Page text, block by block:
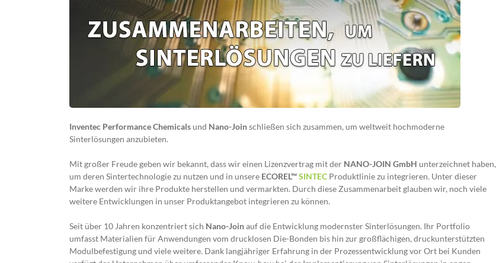
Inventec Performance Chemicals und Nano-Joinschließen sich zusammen, um weltweit hochmoderne
Sinterlösungen anzubieten.
Mit großer Freude geben wir bekannt, dass wir einen Lizenzvertrag mit der NANO-JOIN GmbH unterzeichnet haben,
um deren Sintertechnologie zu nutzen und in unsere ECOREL™SINTEC Produktlinie zu integrieren. Unter dieser
Marke werden wir ihre Produkte herstellen und vermarkten. Durch diese Zusammenarbeit glauben wir, noch viele
weitere Entwicklungen in unser Produktangebot integrieren zu können.
Seit über 10 Jahren konzentriert sich Nano-Joinauf die Entwicklung modernster Sinterlösungen. Ihr Portfolio
umfasst Materialien für Anwendungen vom drucklosen Die-Bonden bis hin zur großflächigen, druckunterstützten
Modulbefestigung und viele weitere. Dank langjähriger Erfahrung in der Prozessentwicklung vor Ort bei Kunden